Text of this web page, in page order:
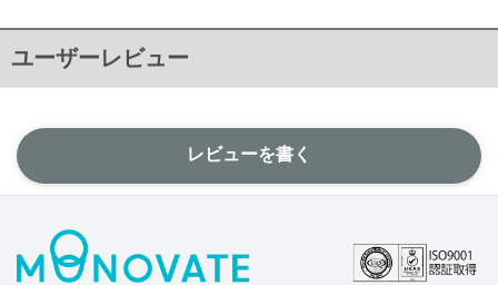
ユーザーレビュー
レビューを書く